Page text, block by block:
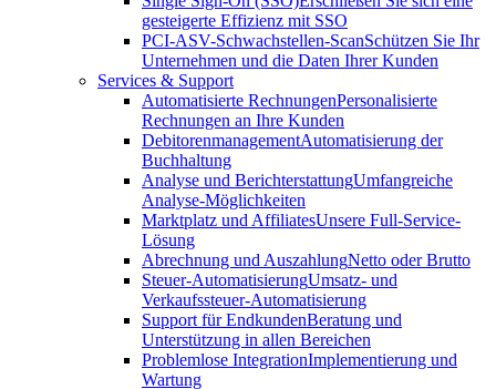
gesteigerte Effizienz mit SSO
PCI-ASV-Schwachstellen-ScanSchützen Sie Ihr
Unternehmen und die Daten Ihrer Kunden
Services & Support
Automatisierte RechnungenPersonalisierte
Rechnungen an Ihre Kunden
DebitorenmanagementAutomatisierung der
Buchhaltung
Analyse und BerichterstattungUmfangreiche
Analyse-Möglichkeiten
Marktplatz und AffiliatesUnsere Full-Service-
Lösung
Abrechnung und AuszahlungNetto oder Brutto
Steuer-AutomatisierungUmsatz- und
Verkaufssteuer-Automatisierung
Support für EndkundenBeratung und
Unterstützung in allen Bereichen
Problemlose IntegrationImplementierung und
Wartung